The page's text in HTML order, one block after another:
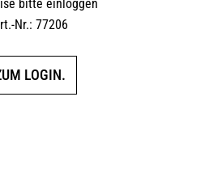
bitte einloggen
Nr.: 77206
LOGIN.